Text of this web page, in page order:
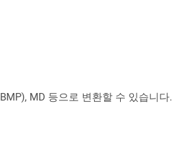
MD 등으로 변환할 수 있습니다.